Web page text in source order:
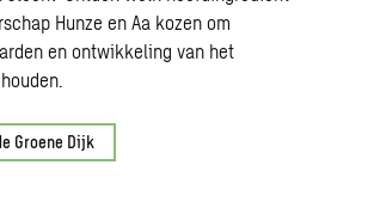
Hunze en Aa kozen om
en ontwikkeling van het
Groene Dijk